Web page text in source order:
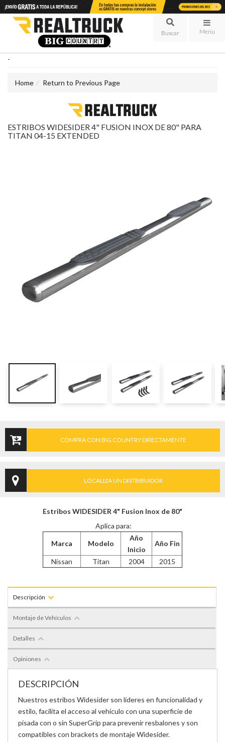
Menu
-
Home Return to Previous Page
ESTRIBOS WIDESIDER 4" FUSION INOX DE 80" PARA
TITAN 04-15 EXTENDED
COMPRA CON BIG COUNTRY DIRECTAMENTE
LOCALIZA UN DISTRIBUIDOR
Estribos WIDESIDER 4" Fusion Inox de 80"
Aplica para:
Marca Modelo
Año
Inicio
Año Fin
Nissan Titan 2004 2015
Descripción
Montaje de Vehículos
Detalles
Opiniones
DESCRIPCIÓN
Nuestros estribos Widesider son líderes en funcionalidad y
estilo, facilita el acceso al vehículo con una superficie de
pisada con o sin SuperGrip para prevenir resbalones y son
compatibles con brackets de montaje Widesider.